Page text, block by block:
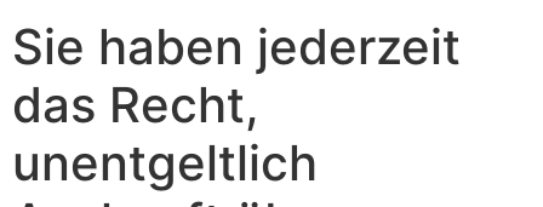
Sie haben jederzeit
das Recht,
unentgeltlich